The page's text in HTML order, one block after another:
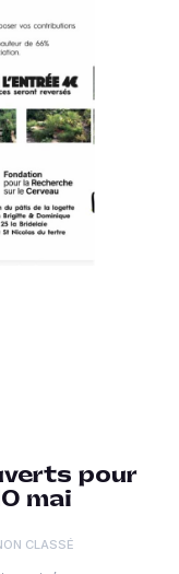
pour
mai
CLASSÉ